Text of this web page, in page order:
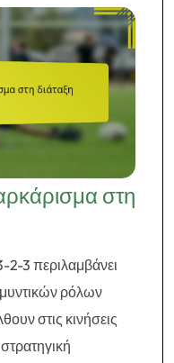
στη
2-3 περιλαμβάνει
ρόλων
στις κινήσεις